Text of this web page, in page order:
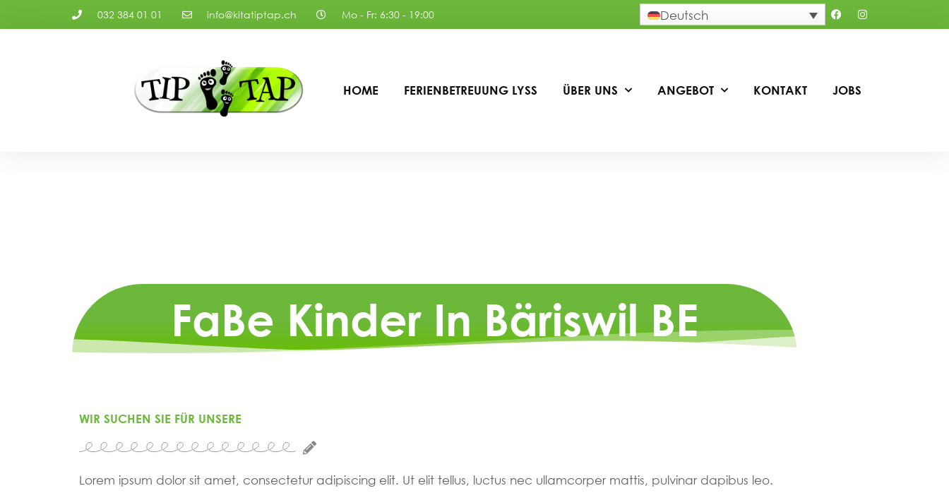
032 384 01 01 info@kitatiptap.ch Mo - Fr: 6:30 - 19:00 Deutsch
HOME FERIENBETREUUNG LYSS ÜBER UNS ANGEBOT KONTAKT JOBS
FaBe Kinder In Bäriswil BE
WIR SUCHEN SIE FÜR UNSERE
Lorem ipsum dolor sit amet, consectetur adipiscing elit. Ut elit tellus, luctus nec ullamcorper mattis, pulvinar dapibus leo.